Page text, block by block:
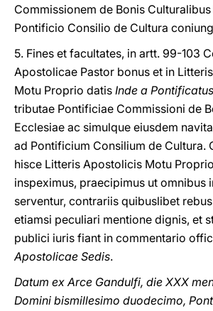
Commissionem de Bonis
Pontificio Consilio de Cultura
5. Fines et facultates, in artt. 99-103
Apostolicae Pastor bonus et in
Motu Proprio datis Inde a Pontificatus
tributae Pontificiae Commissioni de
Ecclesiae ac simulque eiusdem
ad Pontificium Consilium de Cultura.
hisce Litteris Apostolicis Motu
inspeximus, praecipimus ut omnibus
serventur, contrariis quibuslibet
etiamsi peculiari mentione dignis, et
publici iuris fiant in commentario
Apostolicae Sedis.
Datum ex Arce Gandulfi, die XXX
Domini bismillesimo duodecimo,